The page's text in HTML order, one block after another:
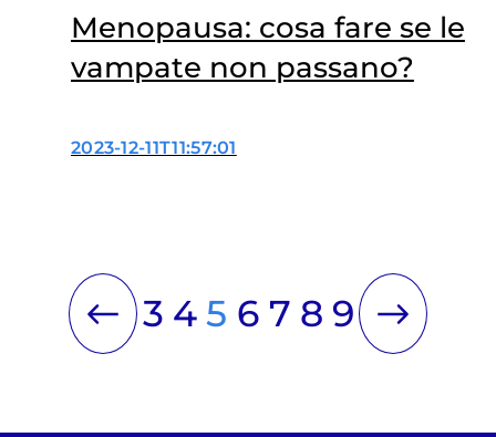
Menopausa: cosa fare se le
vampate non passano?
2023-12-11T11:57:01
3 4 5 6 7 8 9